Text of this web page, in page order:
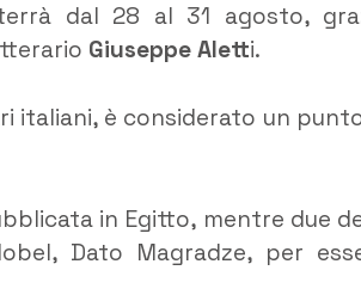
dal 28 al 31 agosto,
Giuseppe Aletti.
italiani, è considerato un
in Egitto, mentre due
Dato Magradze, per